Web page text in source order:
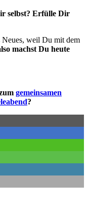
selbst? Erfülle Dir
weil Du mit dem
machst Du heute
gemeinsamen
?